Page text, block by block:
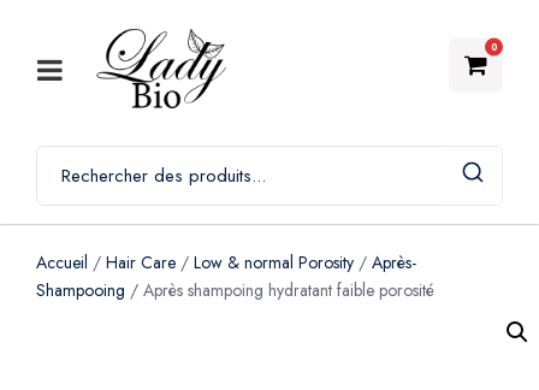
0
Accueil / Hair Care / Low & normal Porosity / Après-
Shampooing / Après shampoing hydratant faible porosité